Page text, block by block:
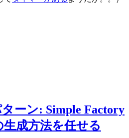
ーン: Simple Factory
成方法を任せる